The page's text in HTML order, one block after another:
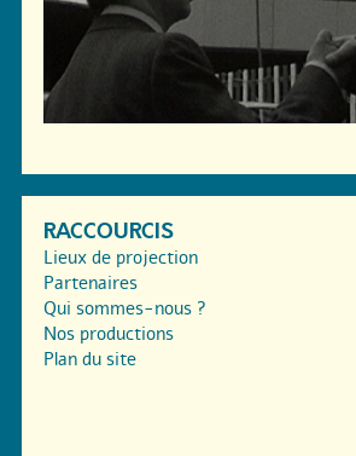
RACCOURCIS
Lieux de projection
Partenaires
Qui sommes-nous ?
Nos productions
Plan du site